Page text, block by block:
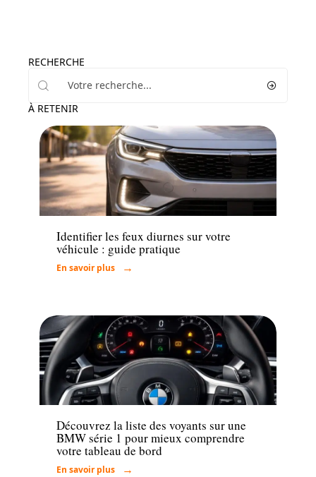
RECHERCHE
À RETENIR
Actu
Identifier les feux diurnes sur votre
véhicule : guide pratique
En savoir plus
Actu
Découvrez la liste des voyants sur une
BMW série 1 pour mieux comprendre
votre tableau de bord
En savoir plus